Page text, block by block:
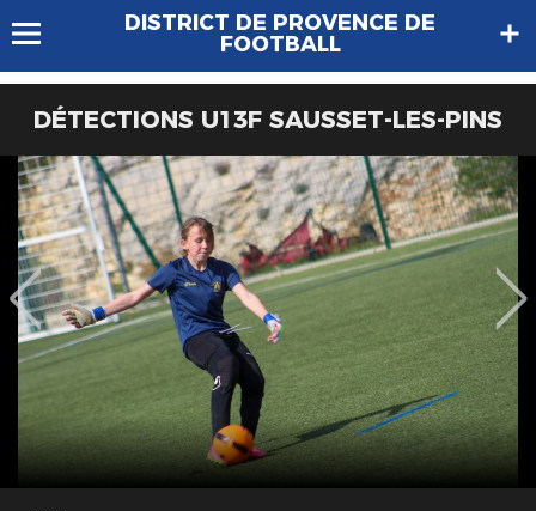
DISTRICT DE PROVENCE DE
FOOTBALL
DÉTECTIONS U13F SAUSSET-LES-PINS